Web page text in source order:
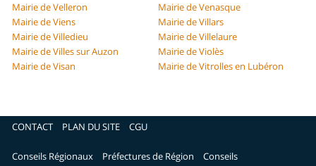
Mairie de Velleron
Mairie de Venasque
Mairie de Viens
Mairie de Villars
Mairie de Villedieu
Mairie de Villelaure
Mairie de Villes sur Auzon
Mairie de Violès
Mairie de Visan
Mairie de Vitrolles en Lubéron
CONTACT PLAN DU SITE CGU
Conseils Régionaux Préfectures de Région
Conseils